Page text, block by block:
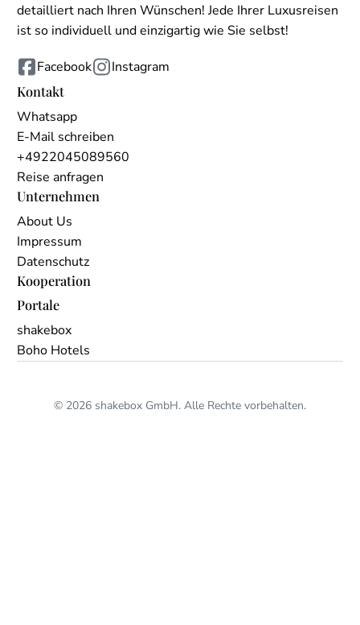
detailliert nach Ihren Wünschen! Jede Ihrer Luxusreisen
ist so individuell und einzigartig wie Sie selbst!
Facebook
Instagram
Kontakt
Whatsapp
E-Mail schreiben
+4922045089560
Reise anfragen
Unternehmen
About Us
Impressum
Datenschutz
Kooperation
Portale
shakebox
Boho Hotels
© 2026 shakebox GmbH. Alle Rechte vorbehalten.